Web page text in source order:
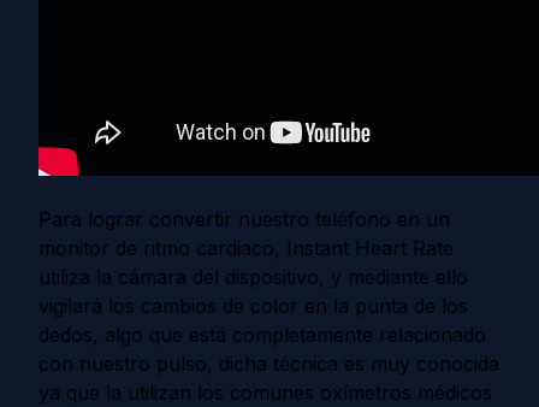
Para lograr convertir nuestro teléfono en un
monitor de ritmo cardiaco, Instant Heart Rate
utiliza la cámara del dispositivo, y mediante ello
vigilará los cambios de color en la punta de los
dedos, algo que está completamente relacionado
con nuestro pulso, dicha técnica es muy conocida
ya que la utilizan los comunes oxímetros médicos